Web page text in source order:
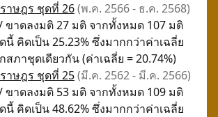
าษฎร ชุดที่ 26(พ.ค. 2566 - ธ.ค. 2568)
ขาดลงมติ 27 มติ จากทั้งหมด 107 มติ
คิดเป็น 25.23% ซึ่งมากกว่าค่าเฉลี่ย
ภาชุดเดียวกัน (ค่าเฉลี่ย = 20.74%)
าษฎร ชุดที่ 25(มี.ค. 2562 - มี.ค. 2566)
ขาดลงมติ 53 มติ จากทั้งหมด 109 มติ
คิดเป็น 48.62% ซึ่งมากกว่าค่าเฉลี่ย